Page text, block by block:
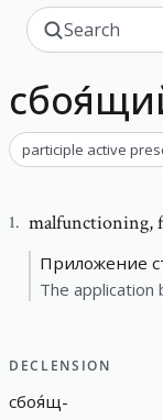
participle active
1. malfunctioning,
Приложение
The application
DECLENSION
сбоя́щ-